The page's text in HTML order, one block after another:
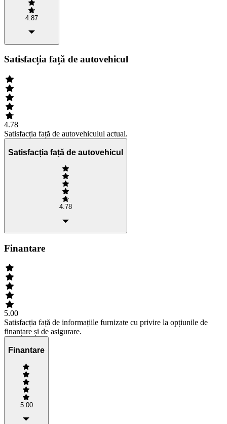
4.87
Satisfacția față de autovehicul
4.78
Satisfacția față de autovehiculul actual.
Satisfacția față de autovehicul
4.78
Finantare
5.00
Satisfacția față de informațiile furnizate cu privire la opțiunile de
finanțare și de asigurare.
Finantare
5.00